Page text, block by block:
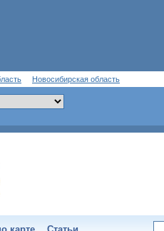
Новосибирская область